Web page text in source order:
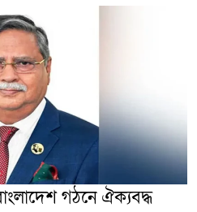
গঠনে ঐক্যবদ্ধ